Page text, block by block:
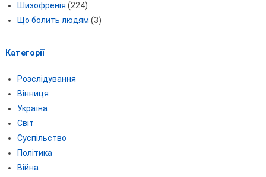
Шизофренія (224)
Що болить людям (3)
Категорії
Розслідування
Вінниця
Україна
Світ
Суспільство
Політика
Війна